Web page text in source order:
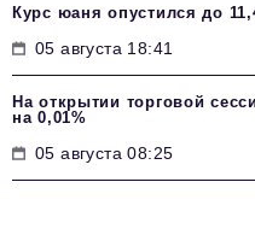
Курс юаня опустился до
05 августа 18:41
На открытии торговой
на 0,01%
05 августа 08:25